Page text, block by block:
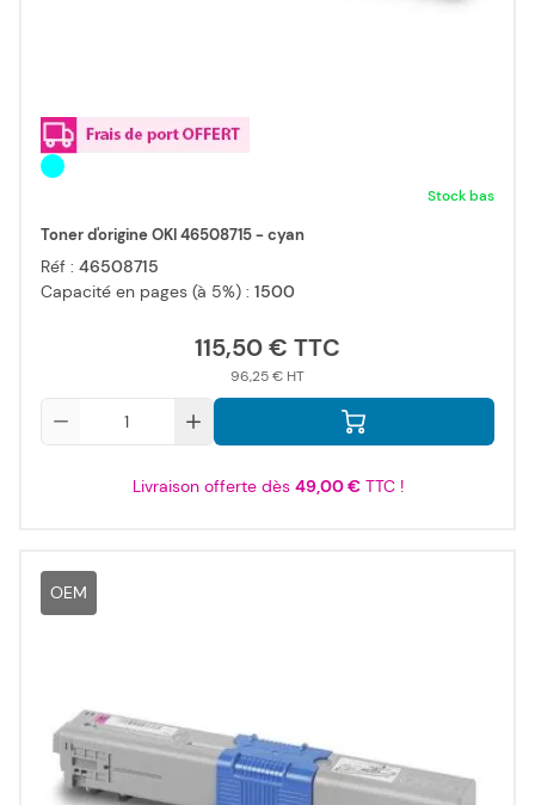
Stock bas
Toner d'origine OKI 46508715 - cyan
Réf : 46508715
Capacité en pages (à 5%) : 1500
115,50 €
96,25 €
Livraison offerte dès 49,00 €TTC !
OEM